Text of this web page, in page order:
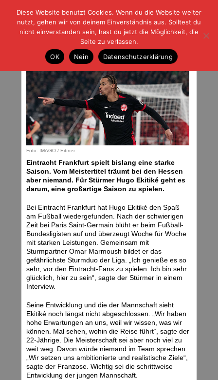
| | |BLOG-GFußball und der Rest
HOME|REGELN|IMPRESSUM |DATENSCHUTZ
Meistertitel noch weit weg
Mittwoch, 13.11.24 | 13:00 Uhr
Foto: IMAGO / Eibner
Eintracht Frankfurt spielt bislang eine starke
Saison. Vom Meistertitel träumt bei den Hessen
aber niemand. Für Stürmer Hugo Ekitiké geht es
darum, eine großartige Saison zu spielen.
Bei Eintracht Frankfurt hat Hugo Ekitiké den Spaß
am Fußball wiedergefunden. Nach der schwierigen
Zeit bei Paris Saint-Germain blüht er beim Fußball-
Bundesligisten auf und überzeugt Woche für Woche
mit starken Leistungen. Gemeinsam mit
Sturmpartner Omar Marmoush bildet er das
gefährlichste Sturmduo der Liga. „Ich genieße es so
sehr, vor den Eintracht-Fans zu spielen. Ich bin sehr
glücklich, hier zu sein“, sagte der Stürmer in einem
Interview.
Seine Entwicklung und die der Mannschaft sieht
Ekitiké noch längst nicht abgeschlossen. „Wir haben
hohe Erwartungen an uns, weil wir wissen, was wir
können. Mal sehen, wohin die Reise führt“, sagte der
22-Jährige. Die Meisterschaft sei aber noch viel zu
weit weg. Davon würde niemand im Team sprechen.
„Wir setzen uns ambitionierte und realistische Ziele“,
sagte der Franzose. Wichtig sei die schrittweise
Entwicklung der jungen Mannschaft.
Diese Website benutzt Cookies. Wenn du die Website weiter
nutzt, gehen wir von deinem Einverständnis aus. Solltest du
nicht einverstanden sein, hast du jetzt die Möglichkeit, die
Seite zu verlassen.
OK
Nein Datenschutzerklärung